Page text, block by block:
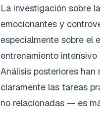
La investigación sobre
emocionantes y
especialmente sobre el
entrenamiento
Análisis posteriores
claramente las tareas
no relacionadas — es